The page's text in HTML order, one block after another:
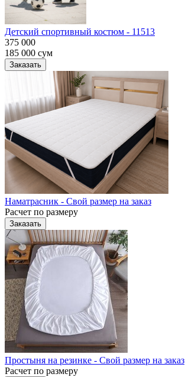
Детский спортивный костюм - 11513
375 000
185 000 сум
Заказать
Наматрасник - Свой размер на заказ
Расчет по размеру
Заказать
Простыня на резинке - Свой размер на заказ
Расчет по размеру